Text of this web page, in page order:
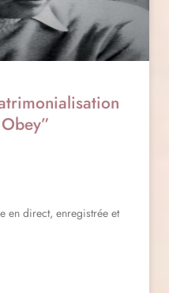
en direct, enregistrée et